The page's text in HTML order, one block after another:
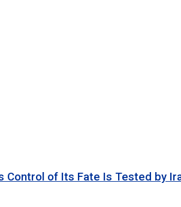
Control of Its Fate Is Tested by